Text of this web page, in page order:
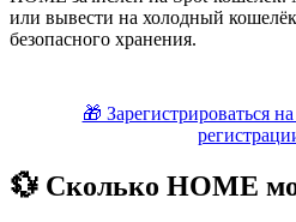
или вывести на холодный
безопасного хранения.
🎁 Зарегистрироваться
💱 Сколько HOME